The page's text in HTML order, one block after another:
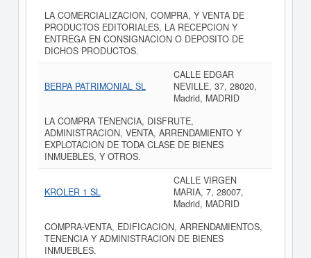
LA COMERCIALIZACION, COMPRA, Y VENTA DE
PRODUCTOS EDITORIALES, LA RECEPCION Y
ENTREGA EN CONSIGNACION O DEPOSITO DE
DICHOS PRODUCTOS.
BERPA PATRIMONIAL SL
CALLE EDGAR
NEVILLE, 37, 28020,
Madrid, MADRID
LA COMPRA TENENCIA, DISFRUTE,
ADMINISTRACION, VENTA, ARRENDAMIENTO Y
EXPLOTACION DE TODA CLASE DE BIENES
INMUEBLES, Y OTROS.
KROLER 1 SL
CALLE VIRGEN
MARIA, 7, 28007,
Madrid, MADRID
COMPRA-VENTA, EDIFICACION, ARRENDAMIENTOS,
TENENCIA Y ADMINISTRACION DE BIENES
INMUEBLES.